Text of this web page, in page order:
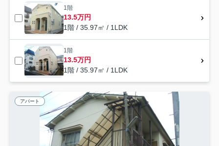
1階
13.5万円
1階 / 35.97㎡ / 1LDK
1階
13.5万円
1階 / 35.97㎡ / 1LDK
アパート